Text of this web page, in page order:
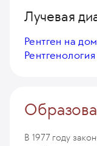
Лучевая
Рентген на
Рентгенология
В 1977 году